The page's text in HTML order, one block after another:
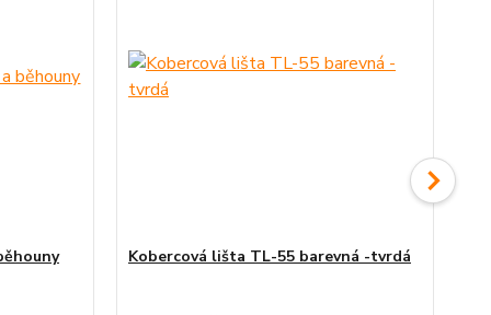
Kobercová lišta TL-55 barevná -tvrdá